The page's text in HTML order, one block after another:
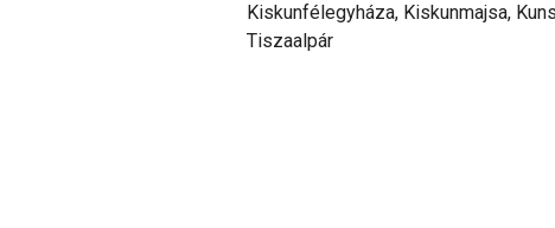
Kiskunfélegyháza, Kiskunmajsa,
Tiszaalpár